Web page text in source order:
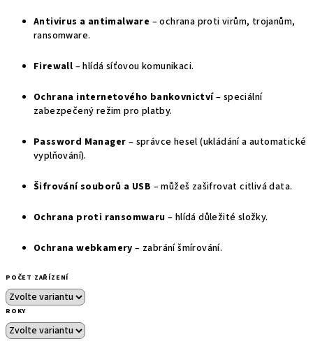
Antivirus a antimalware – ochrana proti virům, trojanům,
ransomware.
Firewall – hlídá síťovou komunikaci.
Ochrana internetového bankovnictví– speciální
zabezpečený režim pro platby.
Password Manager – správce hesel (ukládání a automatické
vyplňování).
Šifrování souborů a USB – můžeš zašifrovat citlivá data.
Ochrana proti ransomwaru – hlídá důležité složky.
Ochrana webkamery – zabrání šmírování.
POČET ZAŘÍZENÍ
ROKY